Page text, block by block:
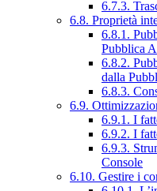
6.7.3.
6.8. Proprietà
6.8.1.
Pubblica
6.8.2.
dalla
6.8.3.
6.9.
6.9.1. I
6.9.2. I
6.9.3.
Console
6.10. Gestire i